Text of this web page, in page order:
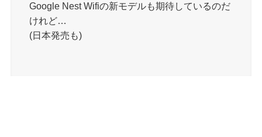
Google Nest Wifiの新モデルも期待しているのだ
けれど…
(日本発売も)